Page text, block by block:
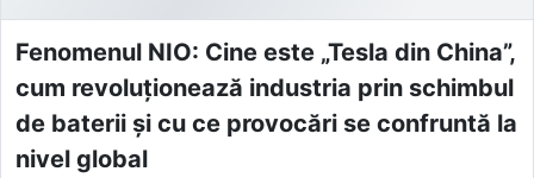
Fenomenul NIO: Cine este „Tesla din China”,
cum revoluționează industria prin schimbul
de baterii și cu ce provocări se confruntă la
nivel global